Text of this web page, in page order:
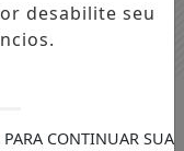
Amor”,
desabilite seu
CONTINUAR SUA